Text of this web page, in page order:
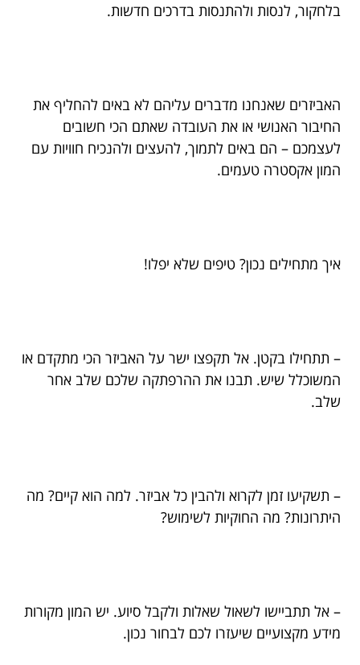
בלחקור, לנסות ולהתנסות בדרכים חדשות.
האביזרים שאנחנו מדברים עליהם לא באים להחליף את
החיבור האנושי או את העובדה שאתם הכי חשובים
לעצמכם – הם באים לתמוך, להעצים ולהנכיח חוויות עם
המון אקסטרה טעמים.
איך מתחילים נכון? טיפים שלא יפלו!
– תתחילו בקטן. אל תקפצו ישר על האביזר הכי מתקדם או
המשוכלל שיש. תבנו את ההרפתקה שלכם שלב אחר
שלב.
– תשקיעו זמן לקרוא ולהבין כל אביזר. למה הוא קיים? מה
היתרונות? מה החוקיות לשימוש?
– אל תתביישו לשאול שאלות ולקבל סיוע. יש המון מקורות
מידע מקצועיים שיעזרו לכם לבחור נכון.